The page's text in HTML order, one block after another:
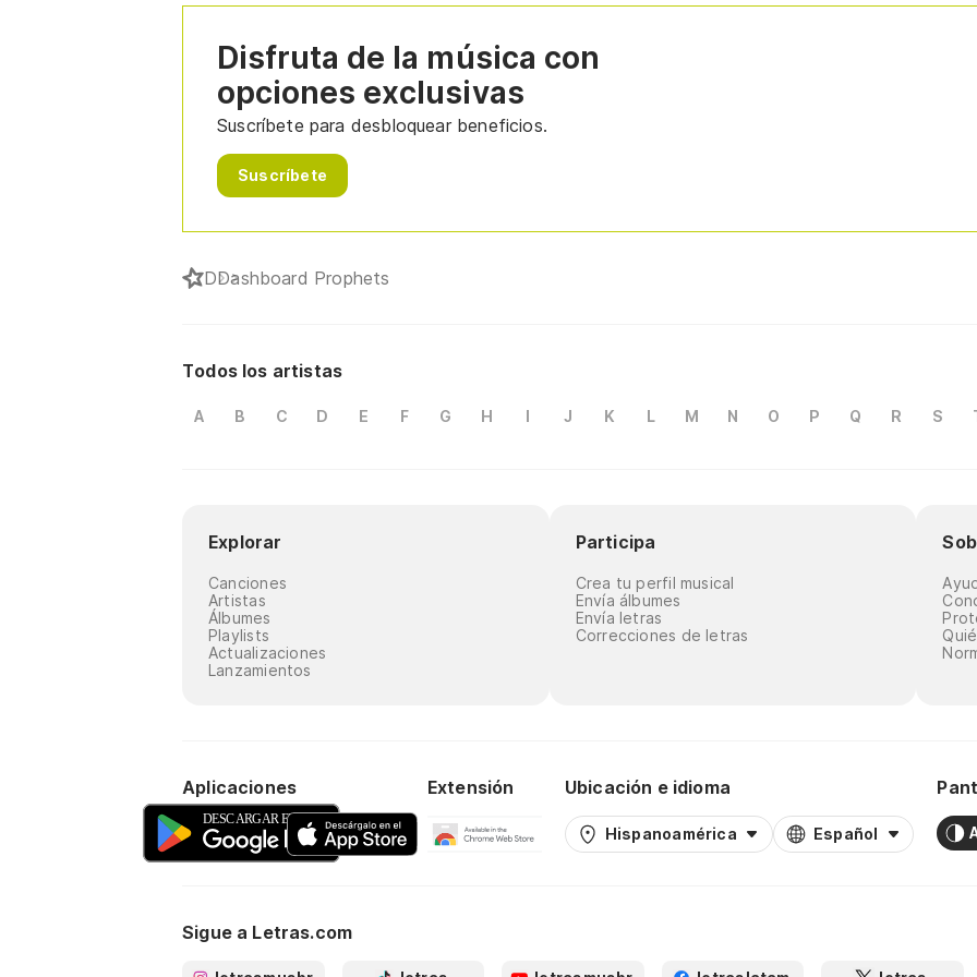
Disfruta de la música con
opciones exclusivas
Suscríbete para desbloquear beneficios.
Suscríbete
DDashboard Prophets
Todos los artistas
A B C D E F G H I J K L M N O P Q R S
Explorar
Canciones
Artistas
Álbumes
Playlists
Actualizaciones
Lanzamientos
Participa
Crea tu perfil musical
Envía álbumes
Envía letras
Correcciones de letras
Aplicaciones Extensión Ubicación e idioma
Hispanoamérica Español
Sigue a Letras.com